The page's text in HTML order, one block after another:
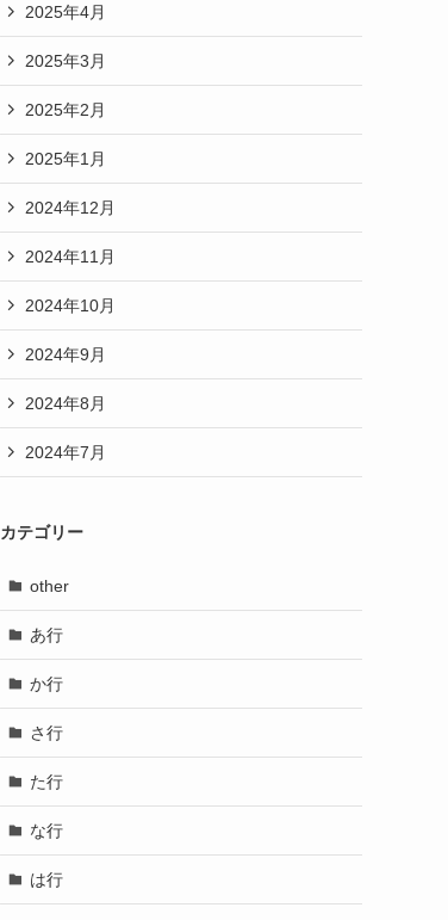
2025年4月
2025年3月
2025年2月
2025年1月
2024年12月
2024年11月
2024年10月
2024年9月
2024年8月
2024年7月
カテゴリー
other
あ行
か行
さ行
た行
な行
は行